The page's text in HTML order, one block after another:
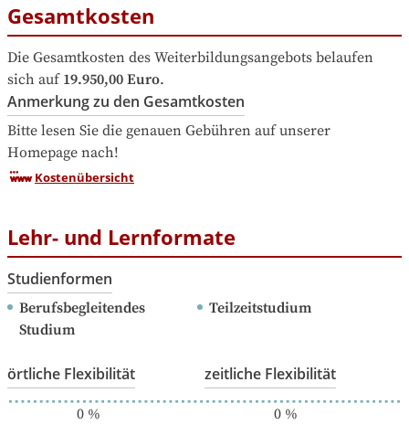
Gesamtkosten
Die Gesamtkosten des Weiterbildungsangebots belaufen
sich auf 19.950,00 Euro.
Anmerkung zu den Gesamtkosten
Bitte lesen Sie die genauen Gebühren auf unserer
Homepage nach!
Kostenübersicht
Lehr- und Lernformate
Studienformen
Berufsbegleitendes
Studium
Teilzeitstudium
örtliche Flexibilität
0%
zeitliche Flexibilität
0%